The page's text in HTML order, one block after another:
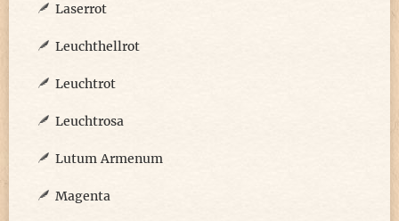
Laserrot
Leuchthellrot
Leuchtrot
Leuchtrosa
Lutum Armenum
Magenta